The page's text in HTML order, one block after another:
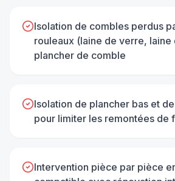
Isolation de combles perdus
rouleaux (laine de verre, laine
plancher de comble
Isolation de plancher bas et
pour limiter les remontées de
Intervention pièce par pièce